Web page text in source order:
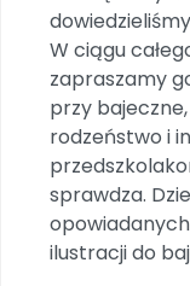
Zestawy do
POLECAMY
Wybierz
Przy
Zaplanuj
Materiały na
Letnia
Promocje w
Nowości
Zapowiedzi
Polecamy
Szkolenia
Bliżej
Pomoc
Książka
Promowanie
YouTube
Filmy
W ciągu
zapraszamy
przy
rodzeństwo i
sprawdza.
ilustracji do